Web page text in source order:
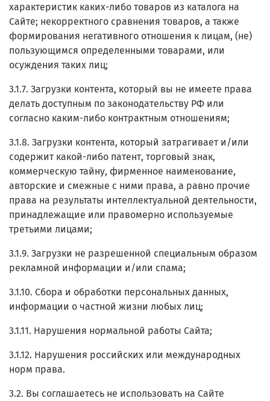
характеристик каких-либо товаров из каталога на
Сайте; некорректного сравнения товаров, а также
формирования негативного отношения к лицам, (не)
пользующимся определенными товарами, или
осуждения таких лиц;
3.1.7. Загрузки контента, который вы не имеете права
делать доступным по законодательству РФ или
согласно каким-либо контрактным отношениям;
3.1.8. Загрузки контента, который затрагивает и/или
содержит какой-либо патент, торговый знак,
коммерческую тайну, фирменное наименование,
авторские и смежные с ними права, а равно прочие
права на результаты интеллектуальной деятельности,
принадлежащие или правомерно используемые
третьими лицами;
3.1.9. Загрузки не разрешенной специальным образом
рекламной информации и/или спама;
3.1.10. Сбора и обработки персональных данных,
информации о частной жизни любых лиц;
3.1.11. Нарушения нормальной работы Сайта;
3.1.12. Нарушения российских или международных
норм права.
3.2. Вы соглашаетесь не использовать на Сайте